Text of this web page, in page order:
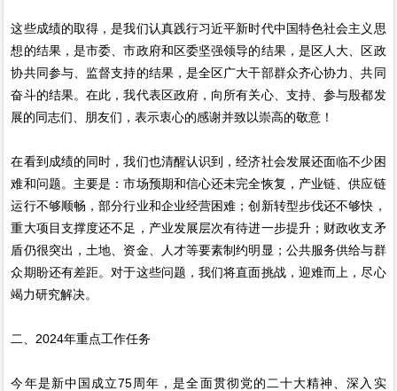
这些成绩的取得，是我们认真践行习近平新时代中国特色社会主义思
想的结果，是市委、市政府和区委坚强领导的结果，是区人大、区政
协共同参与、监督支持的结果，是全区广大干部群众齐心协力、共同
奋斗的结果。在此，我代表区政府，向所有关心、支持、参与殷都发
展的同志们、朋友们，表示衷心的感谢并致以崇高的敬意！
在看到成绩的同时，我们也清醒认识到，经济社会发展还面临不少困
难和问题。主要是：市场预期和信心还未完全恢复，产业链、供应链
运行不够顺畅，部分行业和企业经营困难；创新转型步伐还不够快，
重大项目支撑度还不足，产业发展层次有待进一步提升；财政收支矛
盾仍很突出，土地、资金、人才等要素制约明显；公共服务供给与群
众期盼还有差距。对于这些问题，我们将直面挑战，迎难而上，尽心
竭力研究解决。
二、2024年重点工作任务
今年是新中国成立75周年，是全面贯彻党的二十大精神、深入实